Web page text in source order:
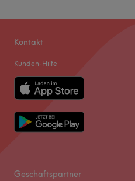
Kontakt
Kunden-Hilfe
Geschäftspartner